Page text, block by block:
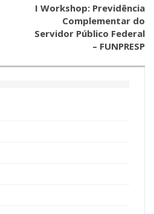
I Workshop: Previdência
Complementar do
Servidor Público Federal
– FUNPRESP